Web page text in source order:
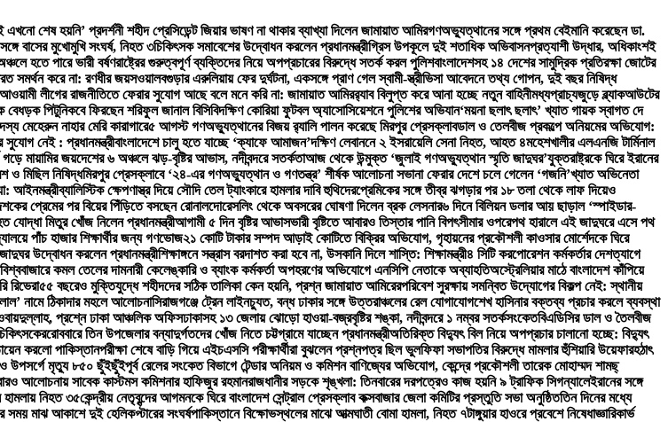
এখনো শেষ হয়নি’ প্রদর্শনী শহীদ প্রেসিডেন্ট জিয়ার ভাষণ না থাকার ব্যাখ্যা দিলেন জামায়াত আমিরগণঅভ্যুত্থানের সঙ্গে প্রথম বেইমানি করেছেন ডা.
বাসের মুখোমুখি সংঘর্ষ, নিহত ৩চিকিৎসক সমাবেশের উদ্বোধন করলেন প্রধানমন্ত্রীগ্রিস উপকূলে দুই শতাধিক অভিবাসনপ্রত্যাশী উদ্ধার, অধিকাংশই
হতে পারে ভারী বর্ষণরাষ্ট্রের গুরুত্বপূর্ণ ব্যক্তিদের নিয়ে অপপ্রচারের বিরুদ্ধে সতর্ক করল পুলিশবাংলাদেশসহ ১৪ দেশের সামুদ্রিক প্রতিরক্ষা জোটের
সমর্থন করে না: রণধীর জয়সওয়ালবগুড়ার এরুলিয়ায় ফের দুর্ঘটনা, একসঙ্গে প্রাণ গেল স্বামী-স্ত্রীভিসা আবেদনে তথ্য গোপন, দুই বছর নিষিদ্ধ
আওয়ামী লীগের রাজনীতিতে ফেরার সুযোগ আছে বলে মনে করি না: জামায়াত আমিরর‍্যাব বিলুপ্ত করে আনা হচ্ছে নতুন বাহিনীমধ্যপ্রাচ্যজুড়ে ব্ল্যাকআউটের
বেধড়ক পিটুনিকবে ফিরছেন শরিফুল জানাল বিসিবিদক্ষিণ কোরিয়া ফুটবল অ্যাসোসিয়েশনে পুলিশের অভিযান‘ময়না ছলাৎ ছলাৎ’ খ্যাত গায়ক স্বাগত দে
মেহেরুন নাহার মেরি কারাগারে৫ আগস্ট গণঅভ্যুত্থানের বিজয় র‍্যালি পালন করেছে মিরপুর প্রেসক্লাবডাল ও তেলবীজ প্রকল্পে অনিয়মের অভিযোগ:
নেই : প্রধানমন্ত্রীবাংলাদেশে চালু হতে যাচ্ছে ‘ক্যাফে আমাজন’দক্ষিণ লেবাননে ২ ইসরায়েলি সেনা নিহত, আহত ৪মহেশখালীর এলএনজি টার্মিনাল
মায়ামির জয়দেশের ৬ অঞ্চলে ঝড়-বৃষ্টির আভাস, নদীবন্দরে সতর্কতাআজ থেকে উন্মুক্ত ‘জুলাই গণঅভ্যুত্থান স্মৃতি জাদুঘর’যুক্তরাষ্ট্রকে ঘিরে ইরানের
ও মিছিল নিষিদ্ধমিরপুর প্রেসক্লাবে ‘২৪-এর গণঅভ্যুত্থান ও গণতন্ত্র’ শীর্ষক আলোচনা সভানা ফেরার দেশে চলে গেলেন ‘গজনি’খ্যাত অভিনেতা
আইনমন্ত্রীব্যালিস্টিক ক্ষেপণাস্ত্র দিয়ে সৌদি তেল ট্যাংকারে হামলার দাবি হুথিদেরপ্রেমিকের সঙ্গে তীব্র ঝগড়ার পর ১৮ তলা থেকে লাফ দিয়েও
প্রেমের পর বিয়ের পিঁড়িতে বসছেন রোনালদোরেসলিং থেকে অবসরের ঘোষণা দিলেন ব্রক লেসনার৬ দিনে বিলিয়ন ডলার আয় ছাড়াল ‘স্পাইডার-
মিতুর খোঁজ নিলেন প্রধানমন্ত্রীআগামী ৫ দিন বৃষ্টির আভাসভারী বৃষ্টিতে আবারও তিস্তার পানি বিপৎসীমার ওপরেপথ হারালে এই জাদুঘরে এসে পথ
পাঁচ হাজার শিক্ষার্থীর জন্য গণভোজ২১ কোটি টাকার সম্পদ আড়াই কোটিতে বিক্রির অভিযোগ, গৃহায়নের প্রকৌশলী কাওসার মোর্শেদকে ঘিরে
উদ্বোধন করলেন প্রধানমন্ত্রীশিক্ষাঙ্গনে সন্ত্রাস বরদাশত করা হবে না, উসকানি দিলে শাস্তি: শিক্ষামন্ত্রী৪ সিটি করপোরেশন কর্মকর্তার দেশত্যাগে
কমল তেলের দামনারী কেলেঙ্কারি ও ব্যাংক কর্মকর্তা অপহরণের অভিযোগে এনসিপি নেতাকে অব্যাহতিঅস্ট্রেলিয়ার মাঠে বাংলাদেশ কাঁপিয়ে
রিভেরা৫৫ বছরেও মুক্তিযুদ্ধে শহীদদের সঠিক তালিকা কেন হয়নি, প্রশ্ন জামায়াত আমিরেরপরিবেশ সুরক্ষায় সমন্বিত উদ্যোগের বিকল্প নেই: স্থানীয়
নামে ঠিকাদার মহলে আলোচনাসিরাজগঞ্জে ট্রেন লাইনচ্যুত, বন্ধ ঢাকার সঙ্গে উত্তরাঞ্চলের রেল যোগাযোগশেখ হাসিনার বক্তব্য প্রচার করলে ব্যবস্থা
প্রশ্নে ঢাকা আঞ্চলিক অফিসঢাকাসহ ১৩ জেলায় ঝোড়ো হাওয়া-বজ্রবৃষ্টির শঙ্কা, নদীবন্দরে ১ নম্বর সতর্কসংকেতবিএডিসির ডাল ও তৈলবীজ
রোববারে তিন উপজেলার বন্যাদুর্গতদের খোঁজ নিতে চট্টগ্রামে যাচ্ছেন প্রধানমন্ত্রীঅতিরিক্ত বিদ্যুৎ বিল নিয়ে অপপ্রচার চালানো হচ্ছে: বিদ্যুৎ
করলো পাকিস্তানপরীক্ষা শেষে বাড়ি গিয়ে এইচএসসি পরীক্ষার্থীরা বুঝলেন প্রশ্নপত্র ছিল ভুলফিফা সভাপতির বিরুদ্ধে মামলার হুঁশিয়ারি উয়েফারহঠাৎ
ও উপসর্গে মৃত্যু ৮৫০ ছুঁইছুঁইপূর্ব রেলের সংকেত বিভাগে টেন্ডার অনিয়ম ও কমিশন বাণিজ্যের অভিযোগ, কেন্দ্রে প্রকৌশলী তারেক মোহাম্মদ শামছ্
আলোচনায় সাবেক কাস্টমস কমিশনার হাফিজুর রহমানরাজধানীর সড়কে শৃঙ্খলা: তিনবারের দরপত্রেও কাজ হয়নি ৯ ট্রাফিক সিগন্যালেইরানের সঙ্গে
হামলায় নিহত ৩৫কেন্দ্রীয় নেতৃবৃন্দের আগমনকে ঘিরে বাংলাদেশ সেন্ট্রাল প্রেসক্লাব কক্সবাজার জেলা কমিটির প্রস্তুতি সভা অনুষ্ঠিততিন দিনের মধ্যে
সময় মাঝ আকাশে দুই হেলিকপ্টারের সংঘর্ষপাকিস্তানে বিক্ষোভস্থলের মাঝে আত্মঘাতী বোমা হামলা, নিহত ৭টাঙ্গুয়ার হাওরে প্রবেশে নিষেধাজ্ঞারিকার্ভ